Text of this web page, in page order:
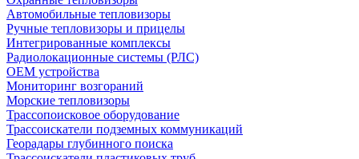
Автомобильные тепловизоры
Ручные тепловизоры и прицелы
Интегрированные комплексы
Радиолокационные системы (РЛС)
OEM устройства
Мониторинг возгораний
Морские тепловизоры
Трассопоисковое оборудование
Трассоискатели подземных коммуникаций
Георадары глубинного поиска